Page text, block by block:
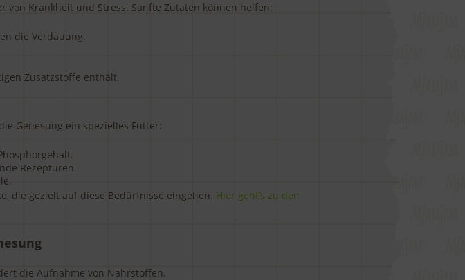
von Krankheit und Stress. Sanfte Zutaten können helfen:
die Verdauung.
Zusatzstoffe enthält.
Genesung ein spezielles Futter:
Rezepturen.
die gezielt auf diese Bedürfnisse eingehen. Hier geht’s zu den
die Aufnahme von Nährstoffen.